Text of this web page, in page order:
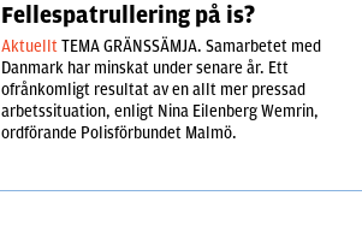
Fellespatrullering på is?
Aktuellt TEMA GRÄNSSÄMJA. Samarbetet med
Danmark har minskat under senare år. Ett
ofrånkomligt resultat av en allt mer pressad
arbetssituation, enligt Nina Eilenberg Wemrin,
ordförande Polisförbundet Malmö.